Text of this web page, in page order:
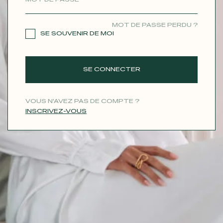
MOT DE PASSE PERDU ?
SE SOUVENIR DE MOI
SE CONNECTER
VOUS N'AVEZ PAS DE COMPTE ?
INSCRIVEZ-VOUS